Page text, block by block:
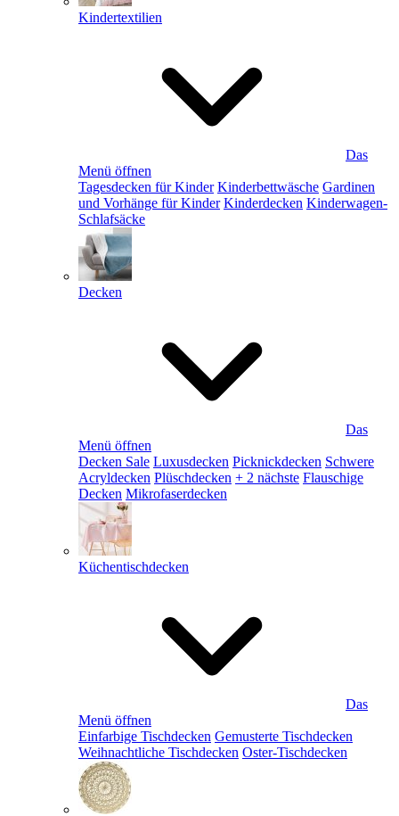
Kindertextilien
Das
Menü öffnen
Tagesdecken für Kinder Kinderbettwäsche Gardinen
und Vorhänge für Kinder Kinderdecken Kinderwagen-
Schlafsäcke
Decken
Das
Menü öffnen
Decken Sale Luxusdecken Picknickdecken Schwere
Acryldecken Plüschdecken + 2 nächste Flauschige
Decken Mikrofaserdecken
Küchentischdecken
Das
Menü öffnen
Einfarbige Tischdecken Gemusterte Tischdecken
Weihnachtliche Tischdecken Oster-Tischdecken